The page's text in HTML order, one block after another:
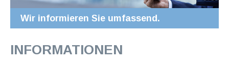
Wir informieren Sie umfassend.
INFORMATIONEN